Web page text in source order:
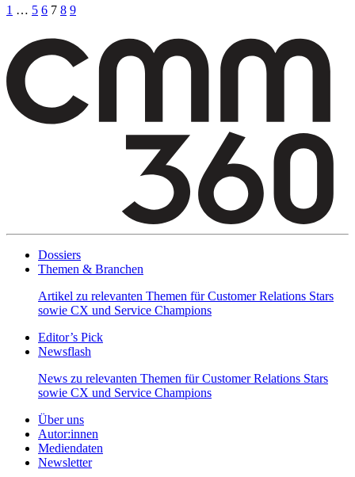
1 … 5 6 7 8 9
Dossiers
Themen & Branchen
Artikel zu relevanten Themen für Customer Relations Stars
sowie CX und Service Champions
Editor’s Pick
Newsflash
News zu relevanten Themen für Customer Relations Stars
sowie CX und Service Champions
Über uns
Autor:innen
Mediendaten
Newsletter